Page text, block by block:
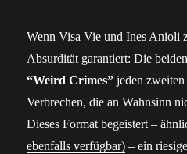
Wenn Visa Vie und Ines Anioli
Absurdität garantiert: Die
“Weird Crimes” jeden
Verbrechen, die an Wahnsinn
Dieses Format begeistert –
ebenfalls verfügbar) – ein